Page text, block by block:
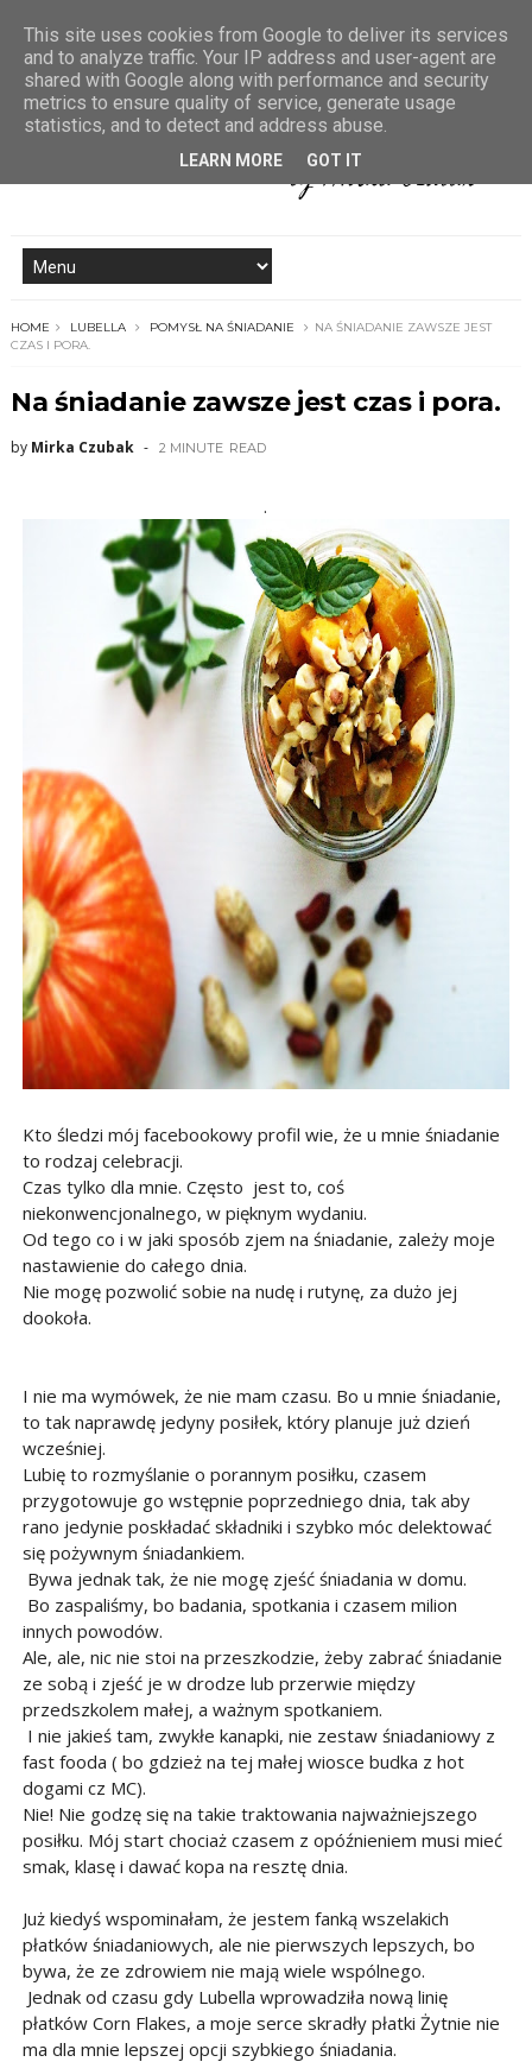
HOME LUBELLA POMYSŁ NA ŚNIADANIE
NA ŚNIADANIE ZAWSZE JEST
CZAS I PORA.
Na śniadanie zawsze jest czas i pora.
by Mirka Czubak 2 MINUTE READ
.
Kto śledzi mój facebookowy profil wie, że u mnie śniadanie
to rodzaj celebracji.
Czas tylko dla mnie. Często jest to, coś
niekonwencjonalnego, w pięknym wydaniu.
Od tego co i w jaki sposób zjem na śniadanie, zależy moje
nastawienie do całego dnia.
Nie mogę pozwolić sobie na nudę i rutynę, za dużo jej
dookoła.
I nie ma wymówek, że nie mam czasu. Bo u mnie śniadanie,
to tak naprawdę jedyny posiłek, który planuje już dzień
wcześniej.
Lubię to rozmyślanie o porannym posiłku, czasem
przygotowuje go wstępnie poprzedniego dnia, tak aby
rano jedynie poskładać składniki i szybko móc delektować
się pożywnym śniadankiem.
Bywa jednak tak, że nie mogę zjeść śniadania w domu.
Bo zaspaliśmy, bo badania, spotkania i czasem milion
innych powodów.
Ale, ale, nic nie stoi na przeszkodzie, żeby zabrać śniadanie
ze sobą i zjeść je w drodze lub przerwie między
przedszkolem małej, a ważnym spotkaniem.
I nie jakieś tam, zwykłe kanapki, nie zestaw śniadaniowy z
fast fooda ( bo gdzież na tej małej wiosce budka z hot
dogami cz MC).
Nie! Nie godzę się na takie traktowania najważniejszego
posiłku. Mój start chociaż czasem z opóźnieniem musi mieć
smak, klasę i dawać kopa na resztę dnia.
Już kiedyś wspominałam, że jestem fanką wszelakich
płatków śniadaniowych, ale nie pierwszych lepszych, bo
bywa, że ze zdrowiem nie mają wiele wspólnego.
Jednak od czasu gdy Lubella wprowadziła nową linię
płatków Corn Flakes, a moje serce skradły płatki Żytnie nie
ma dla mnie lepszej opcji szybkiego śniadania.
This site uses cookies from Google to deliver its services
and to analyze traffic. Your IP address and user-agent are
shared with Google along with performance and security
metrics to ensure quality of service, generate usage
statistics, and to detect and address abuse.
LEARN MORE GOT IT